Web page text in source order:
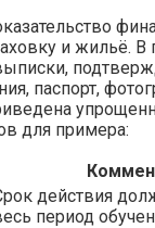
и жильё.
паспорт,
для примера:
действия
период